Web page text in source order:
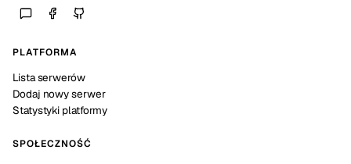
PLATFORMA
Lista serwerów
Dodaj nowy serwer
Statystyki platformy
SPOŁECZNOŚĆ